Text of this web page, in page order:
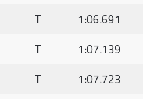
T
1:06.691
T
1:07.139
T
1:07.723